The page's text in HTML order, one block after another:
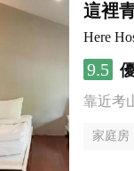
這裡
Here
9.5
靠近考
家庭房